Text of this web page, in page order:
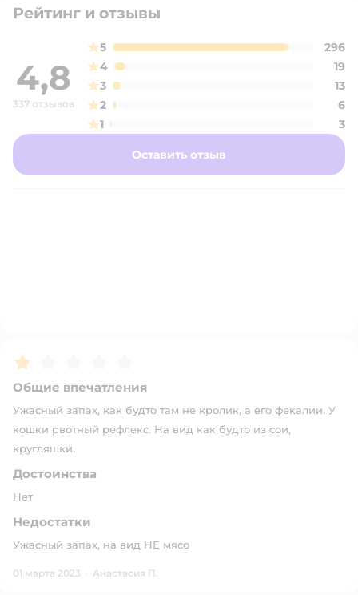
Рейтинг и отзывы
4,8
337 отзывов
5
296
4
19
3
13
2
6
1
3
Оставить отзыв
Рейтинг:
Общие впечатления
Ужасный запах, как будто там не кролик, а его фекалии. У
кошки рвотный рефлекс. На вид как будто из сои,
кругляшки.
Достоинства
Нет
Недостатки
Ужасный запах, на вид НЕ мясо
01 марта 2023 · Анастасия П.